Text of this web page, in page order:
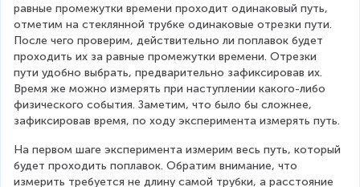
равные промежутки времени проходит одинаковый путь,
отметим на стеклянной трубке одинаковые отрезки пути.
После чего проверим, действительно ли поплавок будет
проходить их за равные промежутки времени. Отрезки
пути удобно выбрать, предварительно зафиксировав их.
Время же можно измерять при наступлении какого-либо
физического события. Заметим, что было бы сложнее,
зафиксировав время, по ходу эксперимента измерять путь.
На первом шаге эксперимента измерим весь путь, который
будет проходить поплавок. Обратим внимание, что
измерить требуется не длину самой трубки, а расстояние